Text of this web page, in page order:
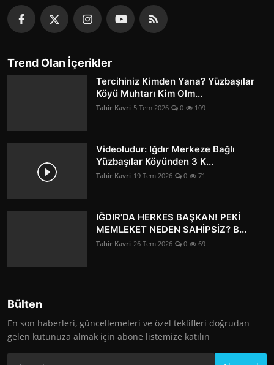
Trend Olan İçerikler
Tercihiniz Kimden Yana? Yüzbaşılar
Köyü Muhtarı Kim Olm...
Tahir Kavri 5 Tem 2026 0 109
Videoludur: Iğdır Merkeze Bağlı
Yüzbaşılar Köyünden 3 K...
Tahir Kavri 19 Tem 2026 0 71
IĞDIR'DA HERKES BAŞKAN! PEKİ
MEMLEKET NEDEN SAHİPSİZ? B...
Tahir Kavri 26 Tem 2026 0 69
Bülten
En son haberleri, güncellemeleri ve özel teklifleri doğrudan
gelen kutunuza almak için abone listemize katılın